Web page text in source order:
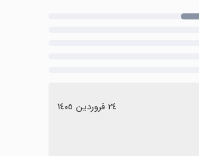
٢٤ فروردین ١٤٠٥